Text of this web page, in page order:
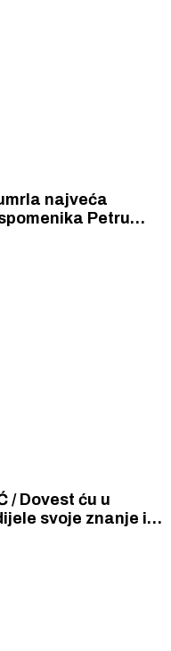
najveća
Petru
/ Dovest ću u
svoje znanje i